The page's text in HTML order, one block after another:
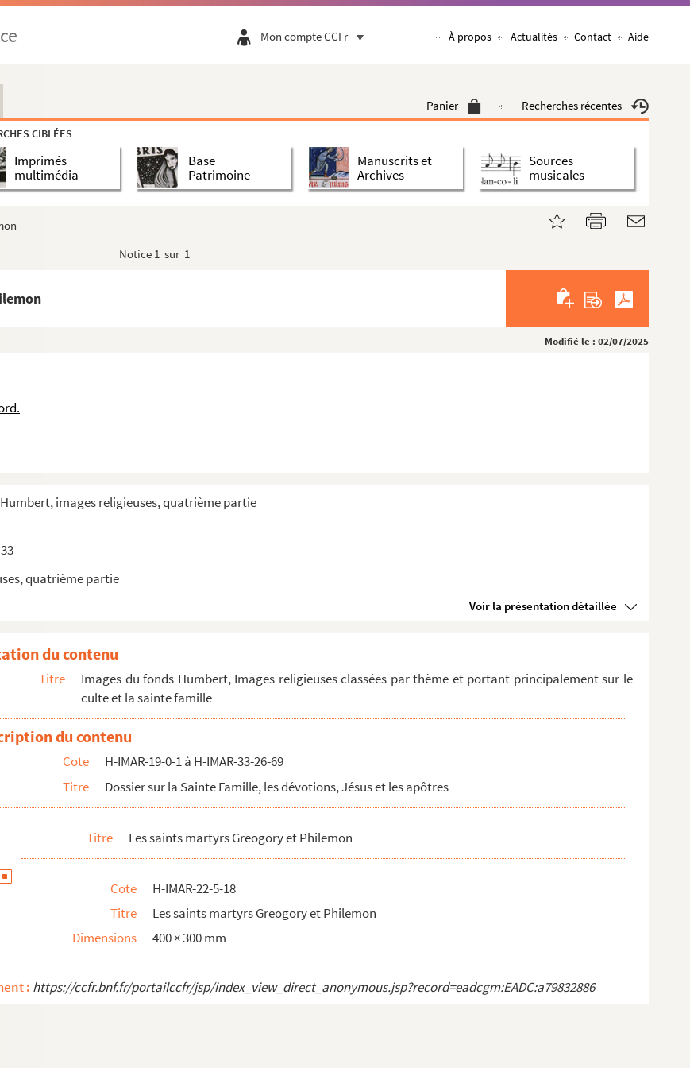
Mon compte CCFr À propos Actualités Contact Aide
Panier Recherches récentes
CIBLÉES
Imprimés
multimédia
Base
Patrimoine
Manuscrits et
Archives
Sources
musicales
Notice 1 sur 1
Modifié le : 02/07/2025
images religieuses, quatrième partie
quatrième partie
Voir la présentation détaillée
Pierre de Cardena
du contenu
Titre
Images du fonds Humbert, Images religieuses classées par thème et portant principalement sur le
culte et la sainte famille
du contenu
Cote
H-IMAR-19-0-1 à H-IMAR-33-26-69
Titre
Dossier sur la Sainte Famille, les dévotions, Jésus et les apôtres
Titre Les saints martyrs Greogory et Philemon
Cote
H-IMAR-22-5-18
Titre
Les saints martyrs Greogory et Philemon
Dimensions
400 × 300 mm
: https://ccfr.bnf.fr/portailccfr/jsp/index_view_direct_anonymous.jsp?record=eadcgm:EADC:a79832886